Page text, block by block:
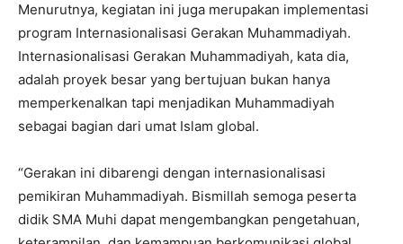
Menurutnya, kegiatan ini juga merupakan implementasi
program Internasionalisasi Gerakan Muhammadiyah.
Internasionalisasi Gerakan Muhammadiyah, kata dia,
adalah proyek besar yang bertujuan bukan hanya
memperkenalkan tapi menjadikan Muhammadiyah
sebagai bagian dari umat Islam global.
“Gerakan ini dibarengi dengan internasionalisasi
pemikiran Muhammadiyah. Bismillah semoga peserta
didik SMA Muhi dapat mengembangkan pengetahuan,